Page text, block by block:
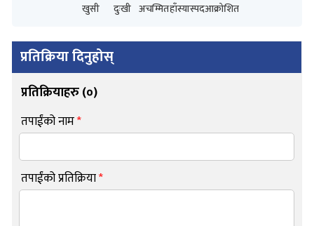
खुसी दुःखी अचम्मितहाँस्यास्पदआक्रोशित
प्रतिक्रिया दिनुहोस्
प्रतिक्रियाहरु (०)
तपाईंको नाम*
तपाईंको प्रतिक्रिया*